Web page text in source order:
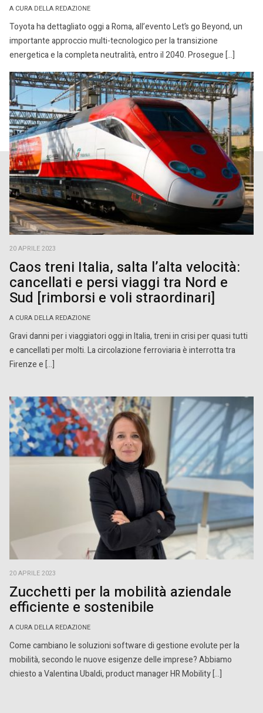
A CURA DELLA REDAZIONE
Toyota ha dettagliato oggi a Roma, all’evento Let’s go Beyond, un
importante approccio multi-tecnologico per la transizione
energetica e la completa neutralità, entro il 2040. Prosegue […]
20 APRILE 2023
Caos treni Italia, salta l’alta velocità:
cancellati e persi viaggi tra Nord e
Sud [rimborsi e voli straordinari]
A CURA DELLA REDAZIONE
Gravi danni per i viaggiatori oggi in Italia, treni in crisi per quasi tutti
e cancellati per molti. La circolazione ferroviaria è interrotta tra
Firenze e […]
20 APRILE 2023
Zucchetti per la mobilità aziendale
efficiente e sostenibile
A CURA DELLA REDAZIONE
Come cambiano le soluzioni software di gestione evolute per la
mobilità, secondo le nuove esigenze delle imprese? Abbiamo
chiesto a Valentina Ubaldi, product manager HR Mobility […]